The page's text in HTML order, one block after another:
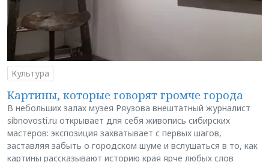
Культура
Картины, которые говорят громче города
В небольших залах музея Ряузова внештатный журналист
sibnovosti.ru открывает для себя живопись сибирских
мастеров: экспозиция захватывает с первых шагов,
заставляя забыть о городском шуме и вслушаться в то, как
картины рассказывают историю края ярче любых слов